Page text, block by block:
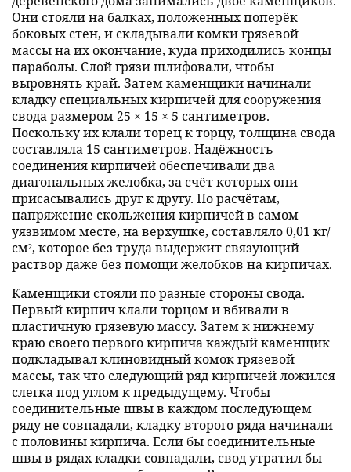
Они стояли на балках, положенных поперёк
боковых стен, и складывали комки грязевой
массы на их окончание, куда приходились концы
параболы. Слой грязи шлифовали, чтобы
выровнять край. Затем каменщики начинали
кладку специальных кирпичей для сооружения
свода размером 25 × 15 × 5 сантиметров.
Поскольку их клали торец к торцу, толщина свода
составляла 15 сантиметров. Надёжность
соединения кирпичей обеспечивали два
диагональных желобка, за счёт которых они
присасывались друг к другу. По расчётам,
напряжение скольжения кирпичей в самом
уязвимом месте, на верхушке, составляло 0,01 кг/
см², которое без труда выдержит связующий
раствор даже без помощи желобков на кирпичах.
Каменщики стояли по разные стороны свода.
Первый кирпич клали торцом и вбивали в
пластичную грязевую массу. Затем к нижнему
краю своего первого кирпича каждый каменщик
подкладывал клиновидный комок грязевой
массы, так что следующий ряд кирпичей ложился
слегка под углом к предыдущему. Чтобы
соединительные швы в каждом последующем
ряду не совпадали, кладку второго ряда начинали
с половины кирпича. Если бы соединительные
швы в рядах кладки совпадали, свод утратил бы